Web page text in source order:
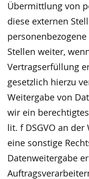
Übermittlung von
diese externen
Stellen weiter,
Vertragserfüllung
gesetzlich hierzu
Weitergabe von
wir ein
lit. f DSGVO an
eine sonstige
Datenweitergabe